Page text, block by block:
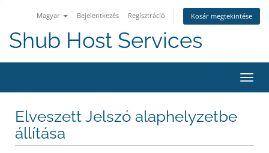
Magyar Bejelentkezés Regisztráció Kosár megtekintése
Shub Host Services
a
Elveszett Jelszó alaphelyzetbe
állítása